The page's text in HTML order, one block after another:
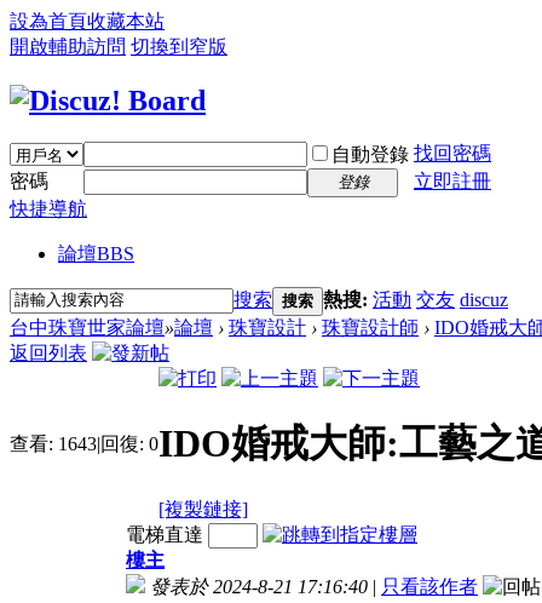
設為首頁收藏本站
開啟輔助訪問 切換到窄版
自動登錄 找回密碼
密碼
登錄
立即註冊
快捷導航
論壇BBS
搜索 搜索 熱搜: 活動 交友 discuz
台中珠寶世家論壇»論壇 › 珠寶設計 › 珠寶設計師 › IDO婚戒大
返回列表
查看: 1643|回復: 0IDO婚戒大師:工藝之
[複製鏈接]
電梯直達
樓主
發表於 2024-8-21 17:16:40 | 只看該作者